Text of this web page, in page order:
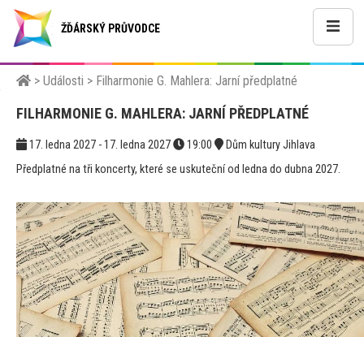
ŽĎÁRSKÝ PRŮVODCE
> Události > Filharmonie G. Mahlera: Jarní předplatné
FILHARMONIE G. MAHLERA: JARNÍ PŘEDPLATNÉ
17. ledna 2027 - 17. ledna 2027 19:00
Dům kultury Jihlava
Předplatné na tři koncerty, které se uskuteční od ledna do dubna 2027.